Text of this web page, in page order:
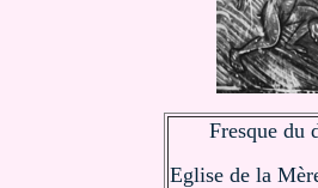
Fresque du
Eglise de la